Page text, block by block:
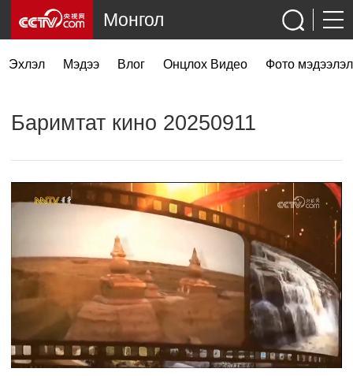
Эхлэл Мэдээ Влог Онцлох Видео Фото мэдээлэл
Монгол
Баримтат кино 20250911